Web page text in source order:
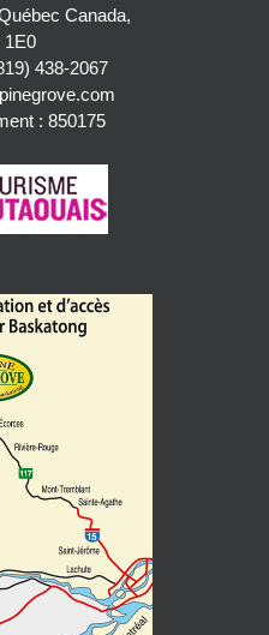
Canada,
1E0
438-2067
: 850175